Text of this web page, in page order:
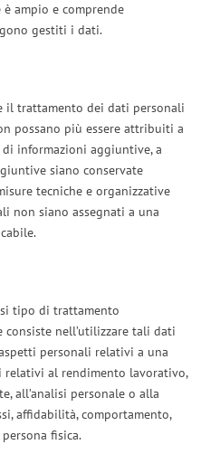
ampio e comprende
gestiti i dati.
il trattamento dei dati personali
possano più essere attribuiti a
di informazioni aggiuntive, a
siano conservate
tecniche e organizzative
non siano assegnati a una
tipo di trattamento
nell’utilizzare tali dati
personali relativi a una
relativi al rendimento lavorativo,
all’analisi personale o alla
affidabilità, comportamento,
fisica.